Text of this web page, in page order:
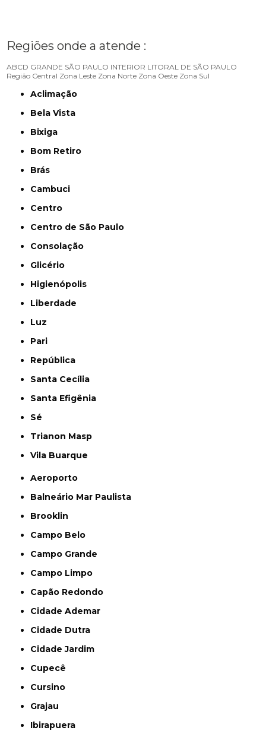
Regiões onde a atende :
ABCD GRANDE SÃO PAULO INTERIOR LITORAL DE SÃO PAULO
Região Central Zona Leste Zona Norte Zona Oeste Zona Sul
Aclimação
Bela Vista
Bixiga
Bom Retiro
Brás
Cambuci
Centro
Centro de São Paulo
Consolação
Glicério
Higienópolis
Liberdade
Luz
Pari
República
Santa Cecília
Santa Efigênia
Sé
Trianon Masp
Vila Buarque
Aeroporto
Balneário Mar Paulista
Brooklin
Campo Belo
Campo Grande
Campo Limpo
Capão Redondo
Cidade Ademar
Cidade Dutra
Cidade Jardim
Cupecê
Cursino
Grajau
Ibirapuera